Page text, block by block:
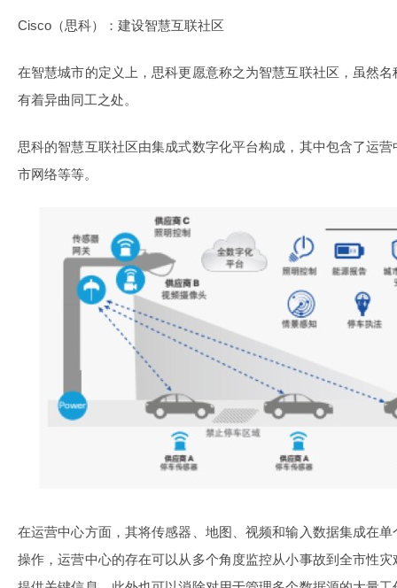
Cisco（思科）：建设智慧互联社区
在智慧城市的定义上，思科更愿意称之为智慧互联社区，虽然
有着异曲同工之处。
思科的智慧互联社区由集成式数字化平台构成，其中包含了运
市网络等等。
在运营中心方面，其将传感器、地图、视频和输入数据集成在
操作，运营中心的存在可以从多个角度监控从小事故到全市性